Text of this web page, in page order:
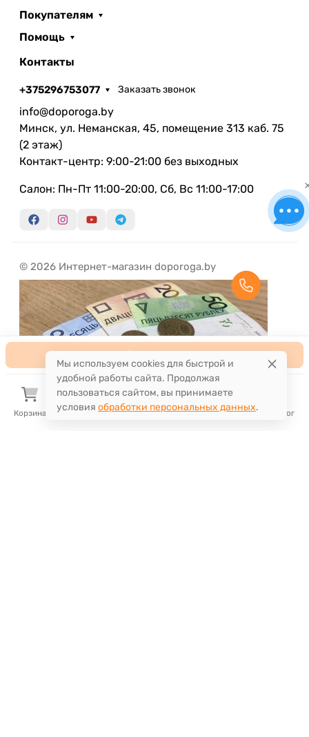
В корзину
Корзина Избранное Сравнение Поиск Каталог
Покупателям
Помощь
Контакты
+375296753077 Заказать звонок
info@doporoga.by
Минск, ул. Неманская, 45, помещение 313 каб. 75
(2 этаж)
Контакт-центр: 9:00-21:00 без выходных
Салон: Пн-Пт 11:00-20:00, Сб, Вс 11:00-17:00
© 2026 Интернет-магазин doporoga.by
Мы используем cookies для быстрой и
удобной работы сайта. Продолжая
пользоваться сайтом, вы принимаете
условия обработки персональных данных.